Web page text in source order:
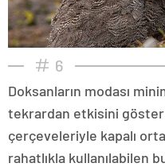
6
Doksanların modası
tekrardan etkisini
çerçeveleriyle kapalı
rahatlıkla kullanılabilen